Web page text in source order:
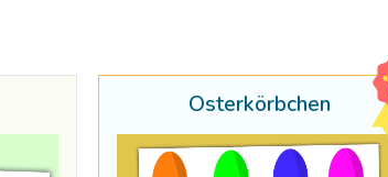
Osterkörbchen